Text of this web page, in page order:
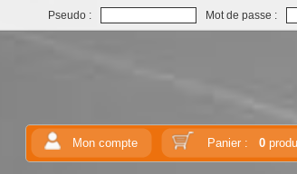
Pseudo : Mot de passe :
Mon compte Panier : 0